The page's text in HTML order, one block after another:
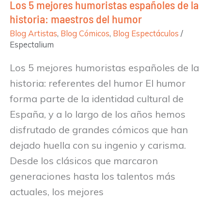
Los 5 mejores humoristas españoles de la
historia: maestros del humor
Blog Artistas, Blog Cómicos, Blog Espectáculos /
Espectalium
Los 5 mejores humoristas españoles de la
historia: referentes del humor El humor
forma parte de la identidad cultural de
España, y a lo largo de los años hemos
disfrutado de grandes cómicos que han
dejado huella con su ingenio y carisma.
Desde los clásicos que marcaron
generaciones hasta los talentos más
actuales, los mejores
maestros
del
humor